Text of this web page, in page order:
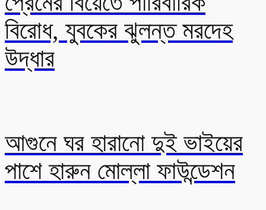
বিরোধ, যুবকের ঝুলন্ত মরদেহ
উদ্ধার
আগুনে ঘর হারানো দুই ভাইয়ের
পাশে হারুন মোল্লা ফাউন্ডেশন